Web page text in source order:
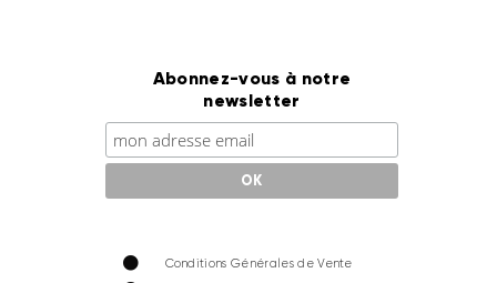
Abonnez-vous à notre
newsletter
Conditions Générales de Vente